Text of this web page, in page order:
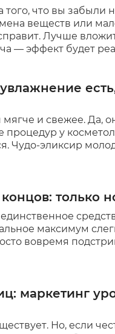
что вы забыли
веществ или
Лучше
— эффект будет
мягче и свежее. Да,
процедур у
Чудо-эликсир
только
максимум
вовремя
маркетинг
Но, если